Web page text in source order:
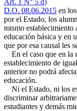
Art. 1 N° 5 d)
D.O. 08.06.2015 en
por el Estado, los
mismo establecimiento
educación básica y en
que por esa causal les
En el caso que en la
establecimiento de
anterior no podrá
educación.
Ni el Estado, ni los
discriminar
estudiantes y demás